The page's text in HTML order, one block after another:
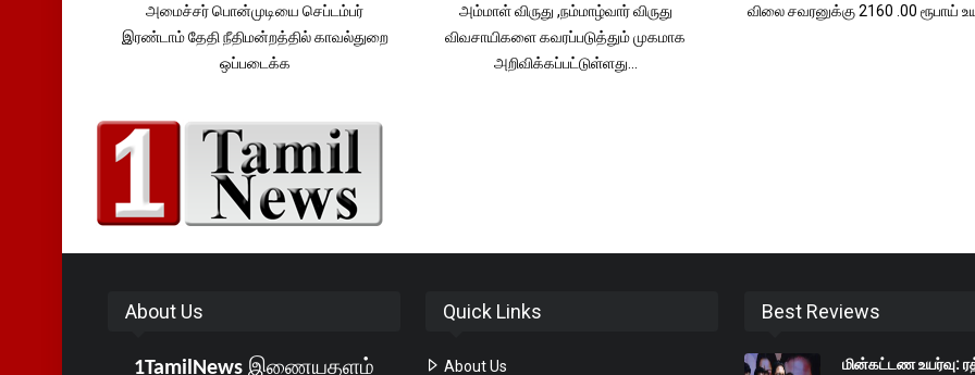
அமைச்சர் பொன்முடியை செப்டம்பர்
இரண்டாம் தேதி நீதிமன்றத்தில் காவல்துறை
ஒப்படைக்க
அம்மாள் விருது ,நம்மாழ்வார் விருது
விவசாயிகளை கவரப்படுத்தும் முகமாக
அறிவிக்கப்பட்டுள்ளது...
விலை சவரனுக்கு 2160 .00 ரூபாய்
About Us
1TamilNewsஇணையதளம்
Quick Links
About Us
Best Reviews
மின்கட்டண உயர்வு: